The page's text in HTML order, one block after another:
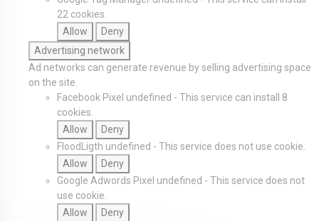
22 cookies.
Allow
Deny
Advertising network
Ad networks can generate revenue by selling advertising space
on the site.
Facebook Pixel undefined - This service can install 8
cookies.
Allow
Deny
FloodLigth undefined - This service does not use cookie.
Allow
Deny
Google Adwords Pixel undefined - This service does not
use cookie.
Allow
Deny